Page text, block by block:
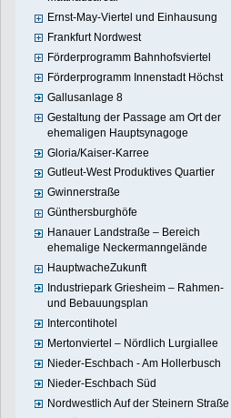
Ernst-May-Viertel und Einhausung
Frankfurt Nordwest
Förderprogramm Bahnhofsviertel
Förderprogramm Innenstadt Höchst
Gallusanlage 8
Gestaltung der Passage am Ort der
ehemaligen Hauptsynagoge
Gloria/Kaiser-Karree
Gutleut-West Produktives Quartier
Gwinnerstraße
Günthersburghöfe
Hanauer Landstraße – Bereich
ehemalige Neckermanngelände
HauptwacheZukunft
Industriepark Griesheim – Rahmen-
und Bebauungsplan
Intercontihotel
Mertonviertel – Nördlich Lurgiallee
Nieder-Eschbach - Am Hollerbusch
Nieder-Eschbach Süd
Nordwestlich Auf der Steinern Straße